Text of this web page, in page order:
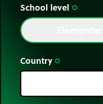
School level trip_origin
Country trip_origin